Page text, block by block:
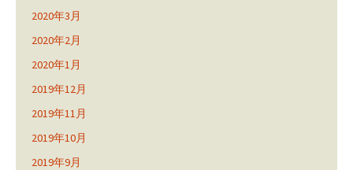
2020年3月
2020年2月
2020年1月
2019年12月
2019年11月
2019年10月
2019年9月